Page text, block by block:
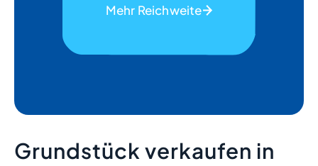
Mehr Reichweite
Grundstück verkaufen in